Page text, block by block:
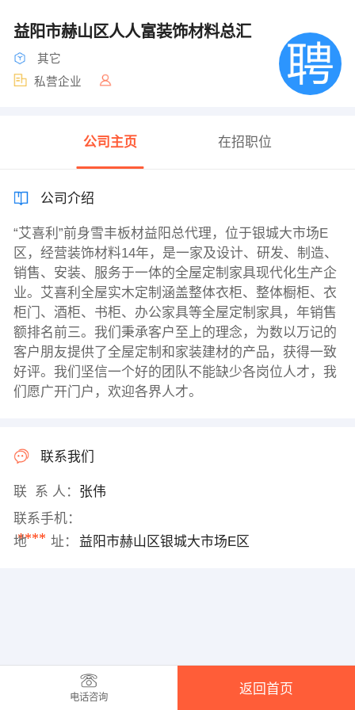
益阳市赫山区人人富装饰材料总汇
其它
私营企业
公司主页 在招职位
公司介绍
“艾喜利”前身雪丰板材益阳总代理，位于银城大市场E
区，经营装饰材料14年，是一家及设计、研发、制造、
销售、安装、服务于一体的全屋定制家具现代化生产企
业。艾喜利全屋实木定制涵盖整体衣柜、整体橱柜、衣
柜门、酒柜、书柜、办公家具等全屋定制家具，年销售
额排名前三。我们秉承客户至上的理念，为数以万记的
客户朋友提供了全屋定制和家装建材的产品，获得一致
好评。我们坚信一个好的团队不能缺少各岗位人才，我
们愿广开门户，欢迎各界人才。
联系我们
联 系 人： 张伟
联系手机：
****
地 址： 益阳市赫山区银城大市场E区
电话咨询
返回首页